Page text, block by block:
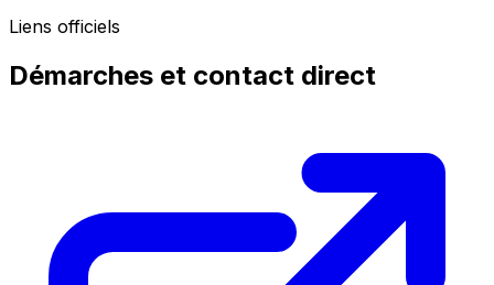
Liens officiels
Démarches et contact direct